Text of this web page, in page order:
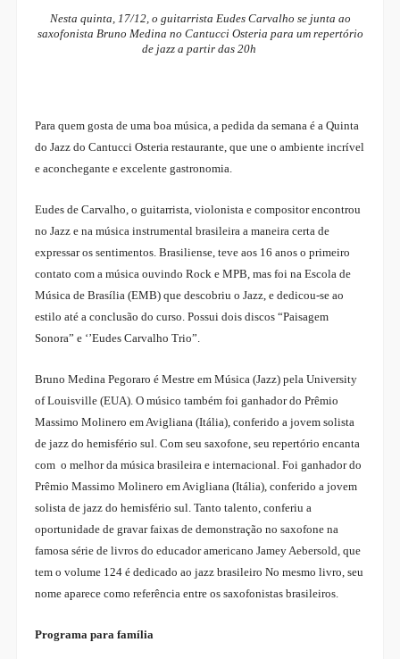
Nesta quinta, 17/12, o guitarrista Eudes Carvalho se junta ao
saxofonista Bruno Medina no Cantucci Osteria para um repertório
de jazz a partir das 20h
Para quem gosta de uma boa música, a pedida da semana é a Quinta
do Jazz do Cantucci Osteria restaurante, que une o ambiente incrível
e aconchegante e excelente gastronomia.
Eudes de Carvalho, o guitarrista, violonista e compositor encontrou
no Jazz e na música instrumental brasileira a maneira certa de
expressar os sentimentos. Brasiliense, teve aos 16 anos o primeiro
contato com a música ouvindo Rock e MPB, mas foi na Escola de
Música de Brasília (EMB) que descobriu o Jazz, e dedicou-se ao
estilo até a conclusão do curso. Possui dois discos “Paisagem
Sonora” e ‘’Eudes Carvalho Trio”.
Bruno Medina Pegoraro é Mestre em Música (Jazz) pela University
of Louisville (EUA). O músico também foi ganhador do Prêmio
Massimo Molinero em Avigliana (Itália), conferido a jovem solista
de jazz do hemisfério sul. Com seu saxofone, seu repertório encanta
com o melhor da música brasileira e internacional. Foi ganhador do
Prêmio Massimo Molinero em Avigliana (Itália), conferido a jovem
solista de jazz do hemisfério sul. Tanto talento, conferiu a
oportunidade de gravar faixas de demonstração no saxofone na
famosa série de livros do educador americano Jamey Aebersold, que
tem o volume 124 é dedicado ao jazz brasileiro No mesmo livro, seu
nome aparece como referência entre os saxofonistas brasileiros.
Programa para família